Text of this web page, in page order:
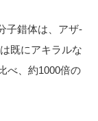
子錯体は、アザ-
既にアキラルな
べ、約1000倍の